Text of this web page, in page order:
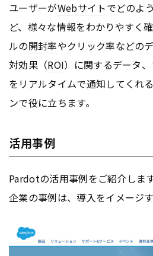
ユーザーがWebサイトでどのよ
ど、様々な情報をわかりやすく
ルの開封率やクリック率などの
対効果（ROI）に関するデータ
をリアルタイムで通知してくれ
ンで役に立ちます。
活用事例
Pardotの活用事例をご紹介しま
企業の事例は、導入をイメージ